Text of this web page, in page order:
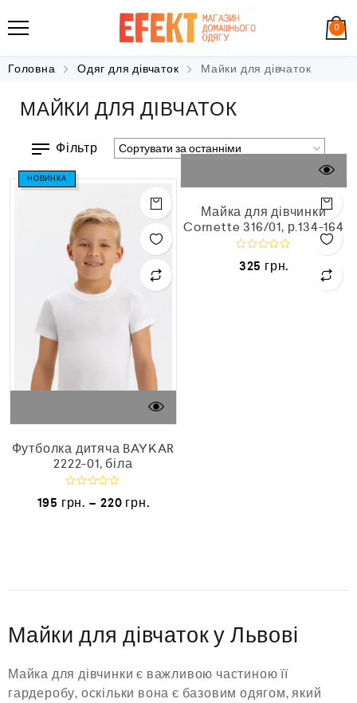
0
Головна Одяг для дівчаток Майки для дівчаток
МАЙКИ ДЛЯ ДІВЧАТОК
Фільтр
НОВИНКА
Футболка дитяча BAYKAR
2222-01, біла
ц
з
195 грн. – 220 грн.
Майка для дівчинки
Cornette 316/01, р.134-164
ц325 грн.
Майки для дівчаток у Львові
Майка для дівчинки є важливою частиною її
гардеробу, оскільки вона є базовим одягом, який